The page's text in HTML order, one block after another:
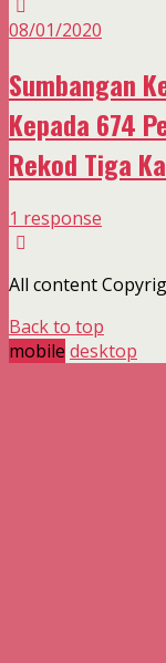
08/01/2020
Sumbangan
Kepada 674
Rekod Tiga
1 response
All content
Back to top
mobile desktop